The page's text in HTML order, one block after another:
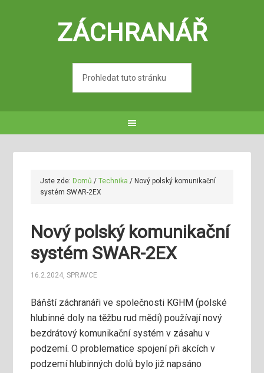
ZÁCHRANÁŘ
Jste zde: Domů / Technika / Nový polský komunikační
systém SWAR-2EX
Nový polský komunikační
systém SWAR-2EX
16.2.2024,SPRAVCE
Báňští záchranáři ve společnosti KGHM (polské
hlubinné doly na těžbu rud mědi) používají nový
bezdrátový komunikační systém v zásahu v
podzemí. O problematice spojení při akcích v
podzemí hlubinných dolů bylo již napsáno